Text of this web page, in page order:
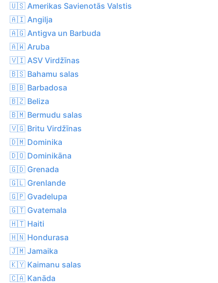
🇺🇸 Amerikas Savienotās Valstis
🇦🇮 Angilja
🇦🇬 Antigva un Barbuda
🇦🇼 Aruba
🇻🇮 ASV Virdžīnas
🇧🇸 Bahamu salas
🇧🇧 Barbadosa
🇧🇿 Beliza
🇧🇲 Bermudu salas
🇻🇬 Britu Virdžīnas
🇩🇲 Dominika
🇩🇴 Dominikāna
🇬🇩 Grenada
🇬🇱 Grenlande
🇬🇵 Gvadelupa
🇬🇹 Gvatemala
🇭🇹 Haiti
🇭🇳 Hondurasa
🇯🇲 Jamaika
🇰🇾 Kaimanu salas
🇨🇦 Kanāda